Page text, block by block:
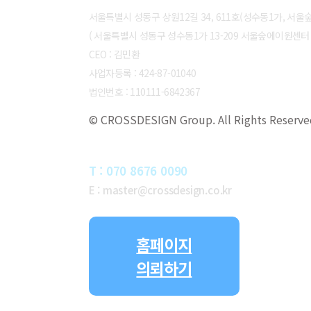
서울특별시 성동구 상원12길 34, 611호(성수동1가, 서울
( 서울특별시 성동구 성수동1가 13-209 서울숲에이원센
CEO : 김민환
사업자등록 : 424-87-01040
법인번호 : 110111-6842367
© CROSSDESIGN Group. All Rights
T : 070 8676 0090
E : master@crossdesign.co.kr
홈페이지
의뢰하기